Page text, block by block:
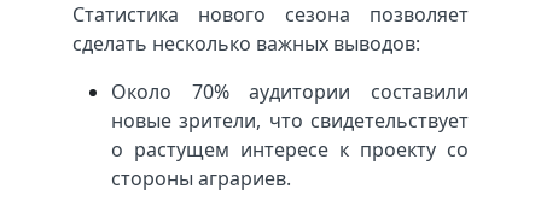
Статистика нового сезона позволяет
сделать несколько важных выводов:
Около 70% аудитории составили
новые зрители, что свидетельствует
о растущем интересе к проекту со
стороны аграриев.